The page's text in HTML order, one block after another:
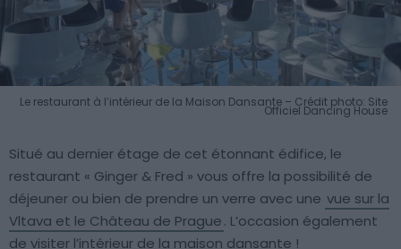
Le restaurant à l’intérieur de la Maison Dansante – Crédit photo: Site
Officiel Dancing House
Situé au dernier étage de cet étonnant édifice, le
restaurant « Ginger & Fred » vous offre la possibilité de
déjeuner ou bien de prendre un verre avec une vue sur la
Vltava et le Château de Prague. L’occasion également
de visiter l’intérieur de la maison dansante !